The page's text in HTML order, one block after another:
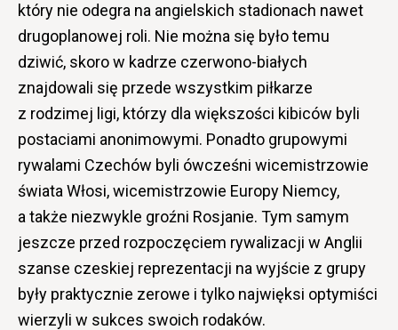
który nie odegra na angielskich stadionach nawet
drugoplanowej roli. Nie można się było temu
dziwić, skoro w kadrze czerwono-białych
znajdowali się przede wszystkim piłkarze
z rodzimej ligi, którzy dla większości kibiców byli
postaciami anonimowymi. Ponadto grupowymi
rywalami Czechów byli ówcześni wicemistrzowie
świata Włosi, wicemistrzowie Europy Niemcy,
a także niezwykle groźni Rosjanie. Tym samym
jeszcze przed rozpoczęciem rywalizacji w Anglii
szanse czeskiej reprezentacji na wyjście z grupy
były praktycznie zerowe i tylko najwięksi optymiści
wierzyli w sukces swoich rodaków.